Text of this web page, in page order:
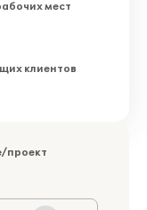
мест
клиентов
проект